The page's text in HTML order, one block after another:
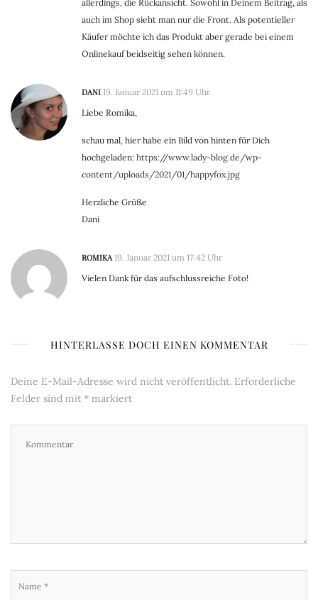
allerdings, die Rückansicht. Sowohl in Deinem Beitrag, als
auch im Shop sieht man nur die Front. Als potentieller
Käufer möchte ich das Produkt aber gerade bei einem
Onlinekauf beidseitig sehen können.
DANI 19. Januar 2021 um 11:49 Uhr
Liebe Romika,
schau mal, hier habe ein Bild von hinten für Dich
hochgeladen: https://www.lady-blog.de/wp-
content/uploads/2021/01/happyfox.jpg
Herzliche Grüße
Dani
ROMIKA 19. Januar 2021 um 17:42 Uhr
Vielen Dank für das aufschlussreiche Foto!
HINTERLASSE DOCH EINEN KOMMENTAR
Deine E-Mail-Adresse wird nicht veröffentlicht. Erforderliche
Felder sind mit * markiert